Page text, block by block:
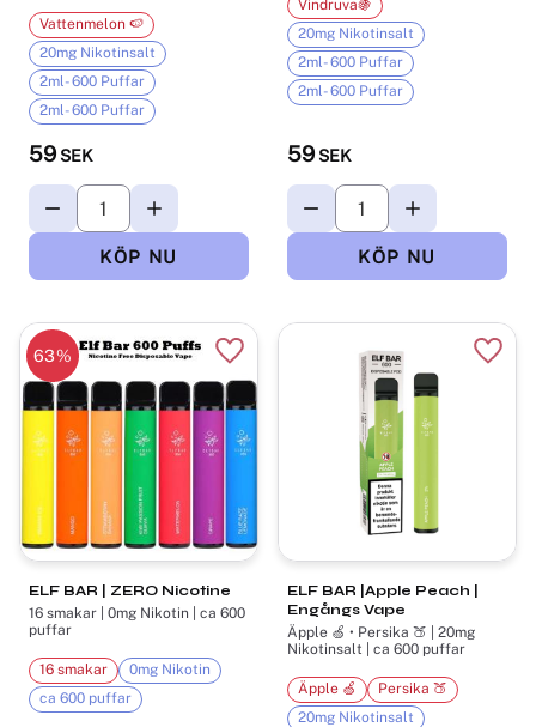
59 SEK
Vattenmelon 🍉
20mg Nikotinsalt
2ml- 600 Puffar
2ml- 600 Puffar
59 SEK
Vindruva🍇
20mg Nikotinsalt
2ml- 600 Puffar
2ml- 600 Puffar
ELF BAR | ZERO Nicotine
16 smakar | 0mg Nikotin | ca 600
puffar
16 smakar
0mg Nikotin
ca 600 puffar
63% Lägg till i favoriter
ELF BAR |Apple Peach |
Engångs Vape
Äpple 🍏 • Persika 🍑 | 20mg
Nikotinsalt | ca 600 puffar
Äpple 🍏
Persika 🍑
20mg Nikotinsalt